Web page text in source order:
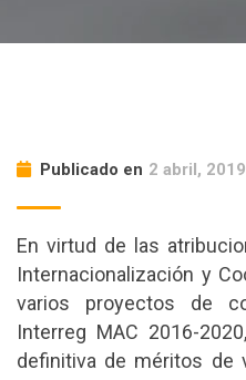
Publicado en 2 abril, 2019
En virtud de las
Internacionalización y
varios proyectos de
Interreg MAC 2016-
definitiva de méritos de